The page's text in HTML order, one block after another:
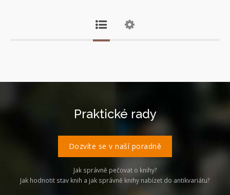
Praktické rady
Dozvíte se v naší poradně
Jak správně pečovat o knihy?
Jak hodnotit stav knih a jak správně knihy nabízet do antikvariátu?